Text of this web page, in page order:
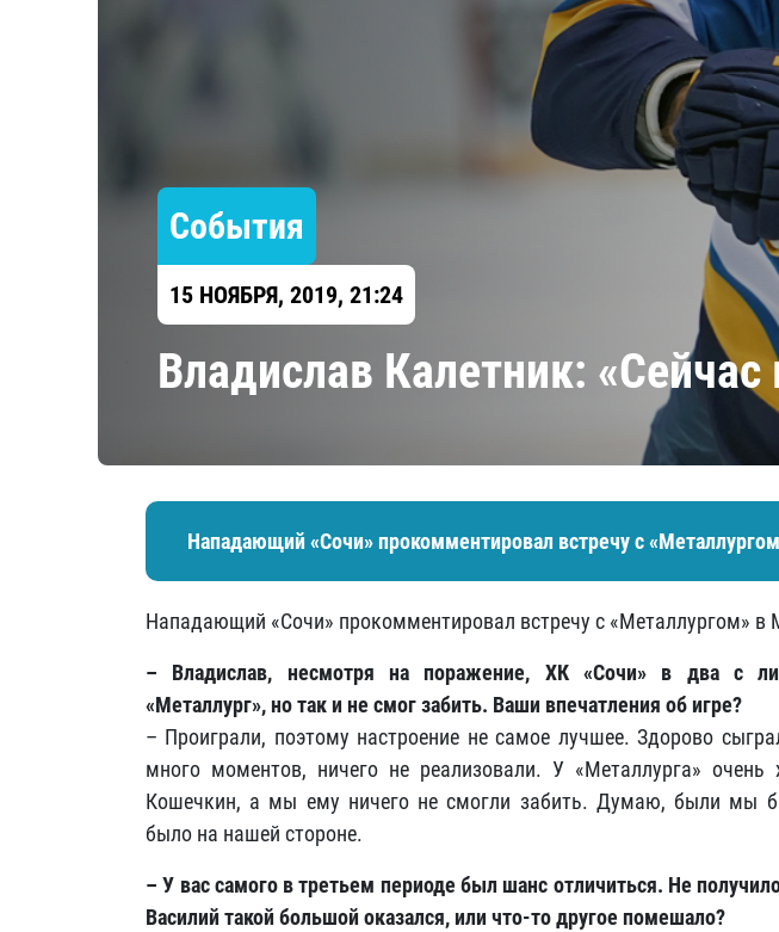
Амур
Барыс
Салават Юлаев
Сибирь
События
15 НОЯБРЯ, 2019, 21:24
Владислав Калетник:
Нападающий «Сочи» прокомментировал встречу с
Нападающий «Сочи» прокомментировал встречу с «Металлургом» в
– Владислав, несмотря на поражение, ХК «Сочи» в два с
«Металлург», но так и не смог забить. Ваши впечатления об игре?
– Проиграли, поэтому настроение не самое лучшее. Здорово
много моментов, ничего не реализовали. У «Металлурга» очень
Кошечкин, а мы ему ничего не смогли забить. Думаю, были мы
было на нашей стороне.
– У вас самого в третьем периоде был шанс отличиться. Не
Василий такой большой оказался, или что-то другое помешало?